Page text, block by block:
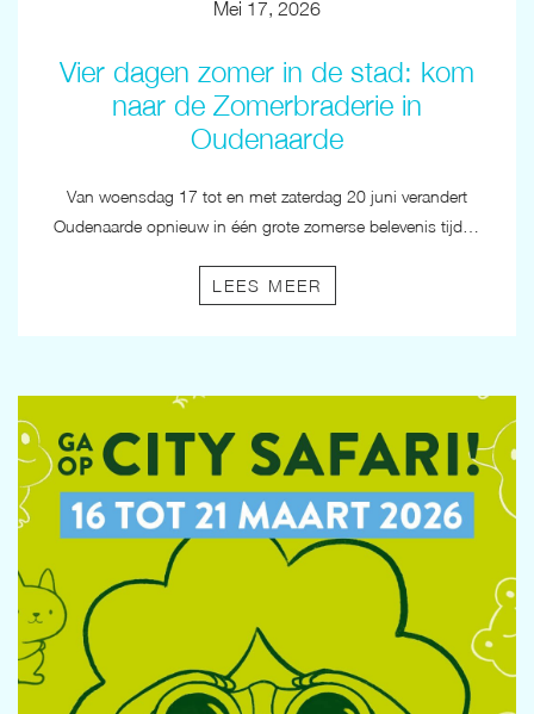
Mei 17, 2026
Vier dagen zomer in de stad: kom
naar de Zomerbraderie in
Oudenaarde
Van woensdag 17 tot en met zaterdag 20 juni verandert
LEES MEER